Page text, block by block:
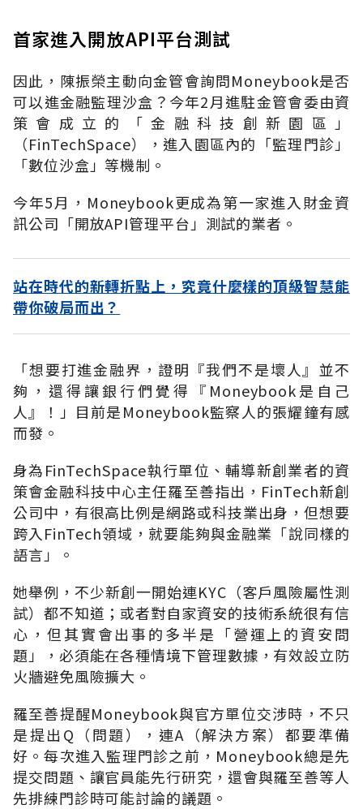
首家進入開放API平台測試
因此，陳振榮主動向金管會詢問Moneybook是否
可以進金融監理沙盒？今年2月進駐金管會委由資
策會成立的「金融科技創新園區」
（FinTechSpace），進入園區內的「監理門診」
「數位沙盒」等機制。
今年5月，Moneybook更成為第一家進入財金資
訊公司「開放API管理平台」測試的業者。
站在時代的新轉折點上，究竟什麼樣的頂級智慧能
帶你破局而出？
「想要打進金融界，證明『我們不是壞人』並不
夠，還得讓銀行們覺得『Moneybook是自己
人』！」目前是Moneybook監察人的張耀鐘有感
而發。
身為FinTechSpace執行單位、輔導新創業者的資
策會金融科技中心主任羅至善指出，FinTech新創
公司中，有很高比例是網路或科技業出身，但想要
跨入FinTech領域，就要能夠與金融業「說同樣的
語言」。
她舉例，不少新創一開始連KYC（客戶風險屬性測
試）都不知道；或者對自家資安的技術系統很有信
心，但其實會出事的多半是「營運上的資安問
題」，必須能在各種情境下管理數據，有效設立防
火牆避免風險擴大。
羅至善提醒Moneybook與官方單位交涉時，不只
是提出Q（問題），連A（解決方案）都要準備
好。每次進入監理門診之前，Moneybook總是先
提交問題、讓官員能先行研究，還會與羅至善等人
先排練門診時可能討論的議題。